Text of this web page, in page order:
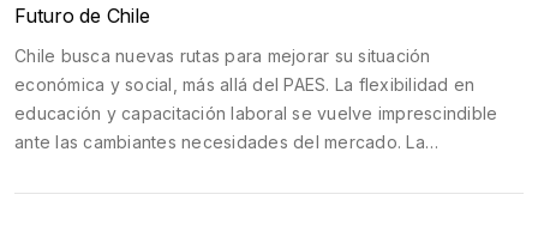
Futuro de Chile
Chile busca nuevas rutas para mejorar su situación
económica y social, más allá del PAES. La flexibilidad en
educación y capacitación laboral se vuelve imprescindible
ante las cambiantes necesidades del mercado. La
académicos en Viña del Mar son ejemplos de esta